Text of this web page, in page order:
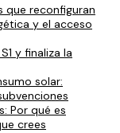
que reconfiguran
y el acceso
y finaliza la
solar:
Por qué es
crees